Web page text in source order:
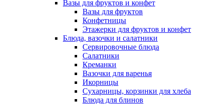
Вазы для фруктов и конфет
Вазы для фруктов
Конфетницы
Этажерки для фруктов и конфет
Блюда, вазочки и салатники
Сервировочные блюда
Салатники
Креманки
Вазочки для варенья
Икорницы
Сухарницы, корзинки для хлеба
Блюда для блинов